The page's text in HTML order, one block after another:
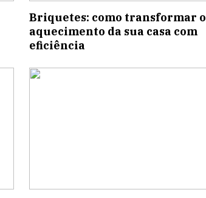
Briquetes: como transformar o
aquecimento da sua casa com
eficiência